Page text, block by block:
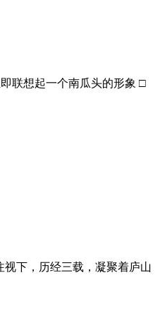
联想起一个南瓜头的形象 □
下，历经三载，凝聚着庐山